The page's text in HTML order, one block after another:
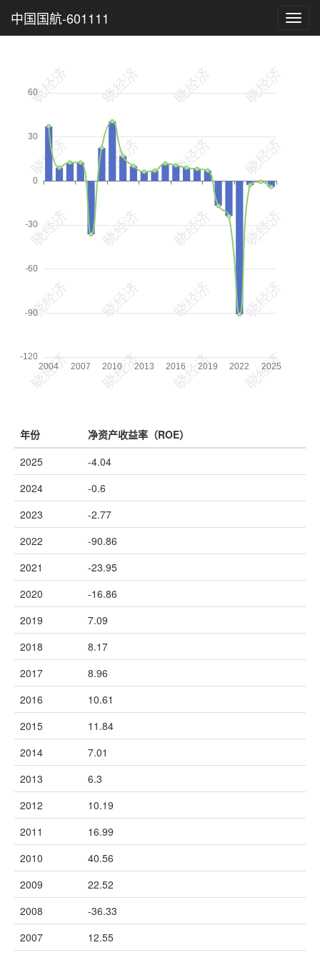
中国国航-601111
年份
净资产收益率（ROE）
2025
-4.04
2024
-0.6
2023
-2.77
2022
-90.86
2021
-23.95
2020
-16.86
2019
7.09
2018
8.17
2017
8.96
2016
10.61
2015
11.84
2014
7.01
2013
6.3
2012
10.19
2011
16.99
2010
40.56
2009
22.52
2008
-36.33
2007
12.55